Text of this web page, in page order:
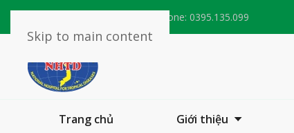
Skip to main content
Phone: 0395.135.099
Trang chủ Giới thiệu